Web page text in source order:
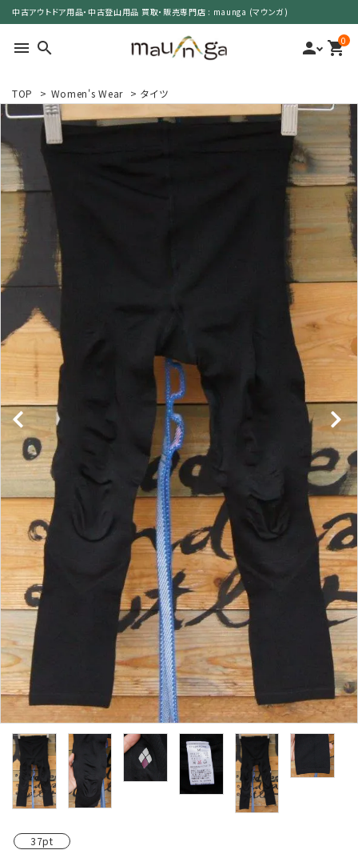
中古アウトドア用品・中古登山用品 買取・販売専門店 : maunga (マウンガ)
menu search person 0
shopping_cart
search
カテゴリーで選ぶ
サイズで選ぶ
特集で選ぶ
価格で選ぶ
買取案内
レンタル・修理
店舗情報
POLICY
INFORMATION
ACCOUNT MENU
ようこそ ゲスト 様
meeting_room ログイン person 新規会員登録
TOP > Women's Wear > タイツ
37pt